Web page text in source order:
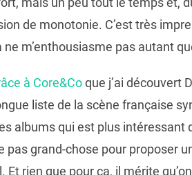
de monotonie. C’est très
ne m’enthousiasme pas autant
à Core&Coque j’ai découvert
liste de la scène française
albums qui est plus intéressant
pas grand-chose pour proposer
Et rien que pour ça, il mérite